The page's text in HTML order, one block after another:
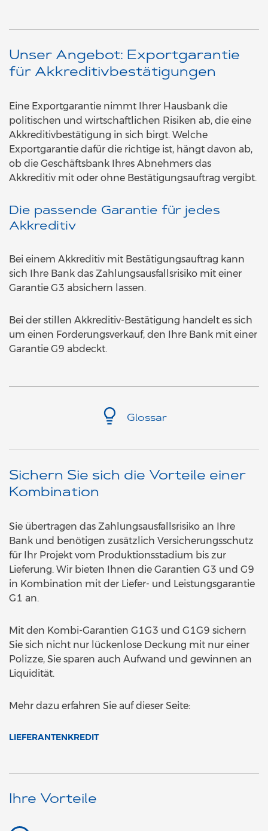
Unser Angebot: Exportgarantie
für Akkreditivbestätigungen
Eine Exportgarantie nimmt Ihrer Hausbank die
politischen und wirtschaftlichen Risiken ab, die eine
Akkreditivbestätigung in sich birgt. Welche
Exportgarantie dafür die richtige ist, hängt davon ab,
ob die Geschäftsbank Ihres Abnehmers das
Akkreditiv mit oder ohne Bestätigungsauftrag vergibt.
Die passende Garantie für jedes
Akkreditiv
Bei einem Akkreditiv mit Bestätigungsauftrag kann
sich Ihre Bank das Zahlungsausfallsrisiko mit einer
Garantie G3 absichern lassen.
Bei der stillen Akkreditiv-Bestätigung handelt es sich
um einen Forderungsverkauf, den Ihre Bank mit einer
Garantie G9 abdeckt.
Glossar
Sichern Sie sich die Vorteile einer
Kombination
Sie übertragen das Zahlungsausfallsrisiko an Ihre
Bank und benötigen zusätzlich Versicherungsschutz
für Ihr Projekt vom Produktionsstadium bis zur
Lieferung. Wir bieten Ihnen die Garantien G3 und G9
in Kombination mit der Liefer- und Leistungsgarantie
G1 an.
Mit den Kombi-Garantien G1G3 und G1G9 sichern
Sie sich nicht nur lückenlose Deckung mit nur einer
Polizze, Sie sparen auch Aufwand und gewinnen an
Liquidität.
Mehr dazu erfahren Sie auf dieser Seite:
LIEFERANTENKREDIT
Ihre Vorteile